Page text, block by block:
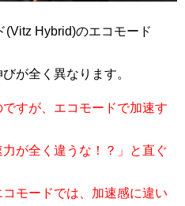
(Vitz Hybrid)のエコモード
が全く異なります。
すが、エコモードで加速す
力が全く違うな！？」と直ぐ
モードでは、加速感に違い